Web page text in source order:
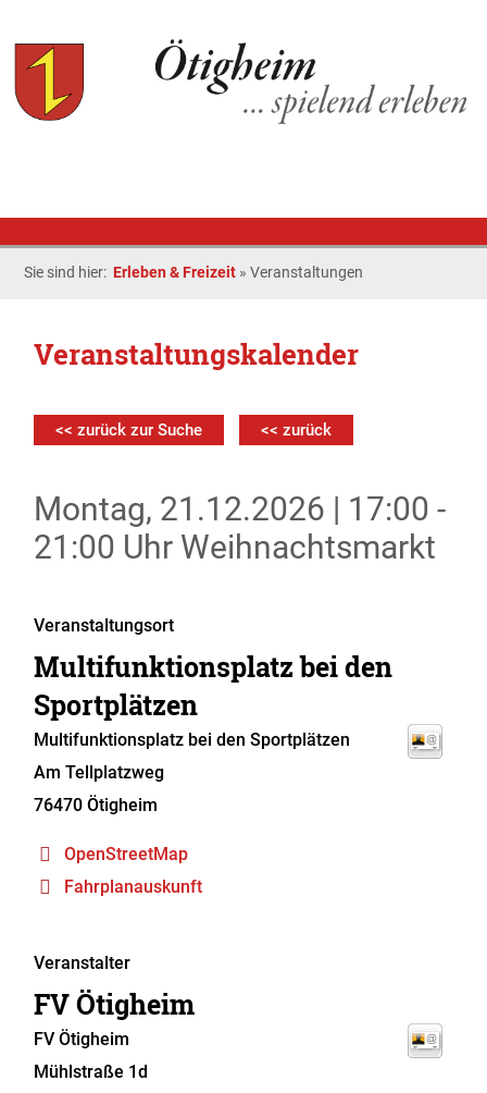
Sie sind hier: Erleben & Freizeit »Veranstaltungen
Veranstaltungskalender
<< zurück zur Suche << zurück
Montag, 21.12.2026 | 17:00 -
21:00 Uhr Weihnachtsmarkt
Veranstaltungsort
Multifunktionsplatz bei den
Sportplätzen
Multifunktionsplatz bei den Sportplätzen
Am Tellplatzweg
76470 Ötigheim
OpenStreetMap
Fahrplanauskunft
Veranstalter
FV Ötigheim
FV Ötigheim
Mühlstraße 1d